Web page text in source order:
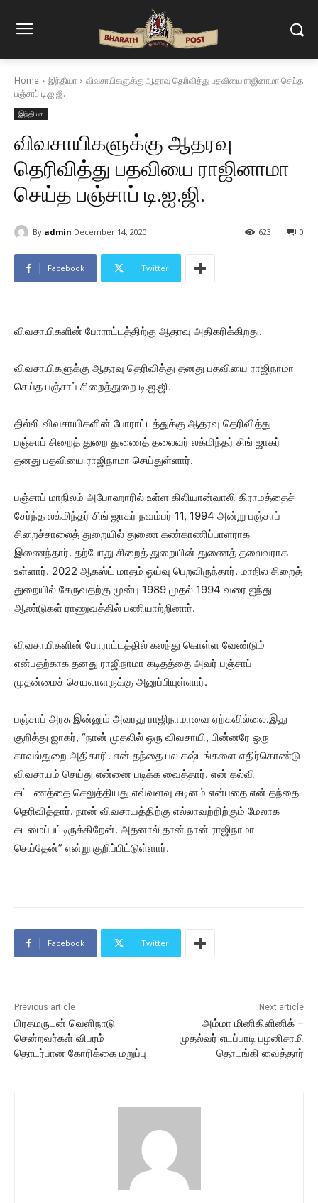
Home இந்தியா
விவசாயிகளுக்கு ஆதரவு தெரிவித்து பதவியை ராஜினாமா செய்த
பஞ்சாப் டி.ஐ.ஜி.
இந்தியா
விவசாயிகளுக்கு ஆதரவு
தெரிவித்து பதவியை ராஜினாமா
செய்த பஞ்சாப் டி.ஐ.ஜி.
By admin December 14, 2020 0
623
Facebook Twitter
விவசாயிகளின் போராட்டத்திற்கு ஆதரவு அதிகரிக்கிறது.
விவசாயிகளுக்கு ஆதரவு தெரிவித்து தனது பதவியை ராஜிநாமா
செய்த பஞ்சாப் சிறைத்துறை டி.ஐ.ஜி.
தில்லி விவசாயிகளின் போராட்டத்துக்கு ஆதரவு தெரிவித்து
பஞ்சாப் சிறைத் துறை துணைத் தலைவர் லக்மிந்தர் சிங் ஜாகர்
தனது பதவியை ராஜிநாமா செய்துள்ளார்.
பஞ்சாப் மாநிலம் அபோஹாரில் உள்ள கிலியான்வாலி கிராமத்தைச்
சேர்ந்த லக்மிந்தர் சிங் ஜாகர் நவம்பர் 11, 1994 அன்று பஞ்சாப்
சிறைச்சாலைத் துறையில் துணை கண்காணிப்பாளராக
இணைந்தார். தற்போது சிறைத் துறையின் துணைத் தலைவராக
உள்ளார். 2022 ஆகஸ்ட் மாதம் ஓய்வு பெறவிருந்தார். மாநில சிறைத்
துறையில் சேருவதற்கு முன்பு 1989 முதல் 1994 வரை ஐந்து
ஆண்டுகள் ராணுவத்தில் பணியாற்றினார்.
விவசாயிகளின் போராட்டத்தில் கலந்து கொள்ள வேண்டும்
என்பதற்காக தனது ராஜிநாமா கடிதத்தை அவர் பஞ்சாப்
முதன்மைச் செயலாளருக்கு அனுப்பியுள்ளார்.
பஞ்சாப் அரசு இன்னும் அவரது ராஜிநாமாவை ஏற்கவில்லை.இது
குறித்து ஜாகர், “நான் முதலில் ஒரு விவசாயி, பின்னரே ஒரு
காவல்துறை அதிகாரி. என் தந்தை பல கஷ்டங்களை எதிர்கொண்டு
விவசாயம் செய்து என்னை படிக்க வைத்தார். என் கல்வி
கட்டணத்தை செலுத்தியது எவ்வளவு கடினம் என்பதை என் தந்தை
தெரிவித்தார். நான் விவசாயத்திற்கு எல்லாவற்றிற்கும் மேலாக
கடமைப்பட்டிருக்கிறேன். அதனால் தான் நான் ராஜிநாமா
செய்தேன்” என்று குறிப்பிட்டுள்ளார்.
Facebook Twitter
Previous article
பிரதமருடன் வெளிநாடு
சென்றவர்கள் விபரம்
தொடர்பான கோரிக்கை மறுப்பு
Next article
அம்மா மினிகிளினிக் –
முதல்வர் எடப்பாடி பழனிசாமி
தொடங்கி வைத்தார்